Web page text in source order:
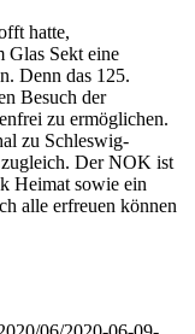
hatte,
Glas Sekt eine
Denn das 125.
Besuch der
zu ermöglichen.
zu Schleswig-
Der NOK ist
Heimat sowie ein
alle erfreuen können